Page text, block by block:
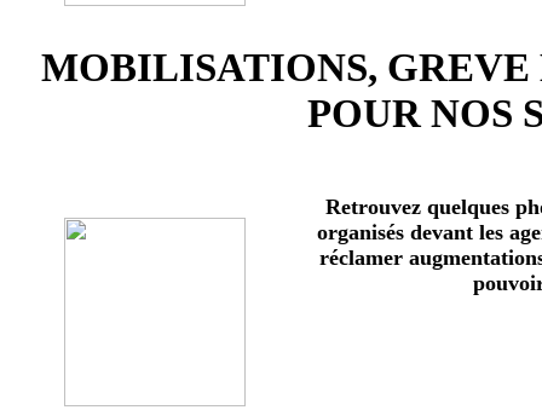
MOBILISATIONS,
POUR NOS
Retrouvez quelques
organisés devant les
réclamer